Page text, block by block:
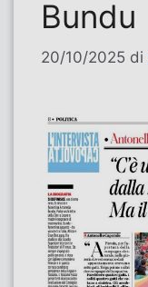
Bundu
20/10/2025 di